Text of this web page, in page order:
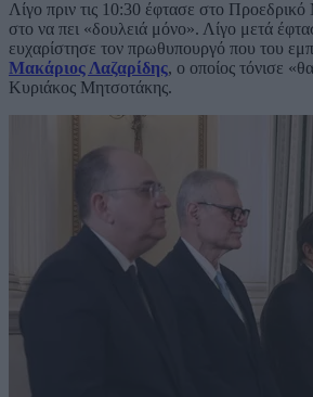
Λίγο πριν τις 10:30 έφτασε στο
στο να πει «δουλειά μόνο». Λίγο μετά
ευχαρίστησε τον πρωθυπουργό που του
Μακάριος Λαζαρίδης, ο οποίος τόνισε
Κυριάκος Μητσοτάκης.